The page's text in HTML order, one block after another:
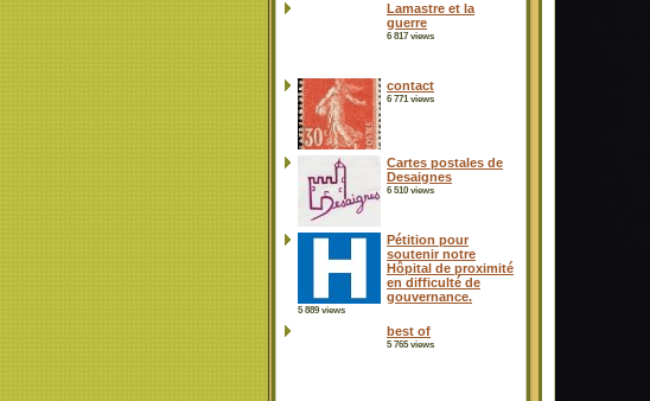
Lamastre et la
guerre
6 817 views
contact
6 771 views
Cartes postales de
Desaignes
6 510 views
Pétition pour
soutenir notre
Hôpital de proximité
en difficulté de
gouvernance.
5 889 views
best of
5 765 views